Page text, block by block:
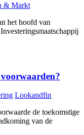
& Markt
het hoofd van
Lookandfin
de toekomstige
van de